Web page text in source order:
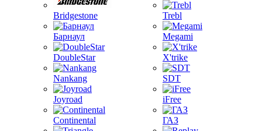
Bridgestone
Барнаул
DoubleStar
Nankang
Joyroad
Continental
Trebl
Megami
X'trike
SDT
iFree
ГАЗ